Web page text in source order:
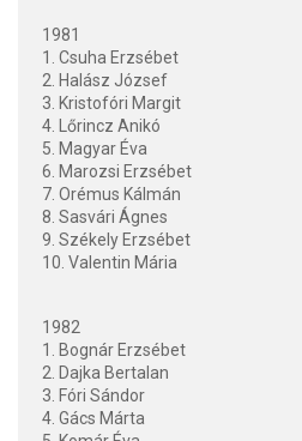
1981
1. Csuha Erzsébet
2. Halász József
3. Kristofóri Margit
4. Lőrincz Anikó
5. Magyar Éva
6. Marozsi Erzsébet
7. Orémus Kálmán
8. Sasvári Ágnes
9. Székely Erzsébet
10. Valentin Mária
1982
1. Bognár Erzsébet
2. Dajka Bertalan
3. Fóri Sándor
4. Gács Márta